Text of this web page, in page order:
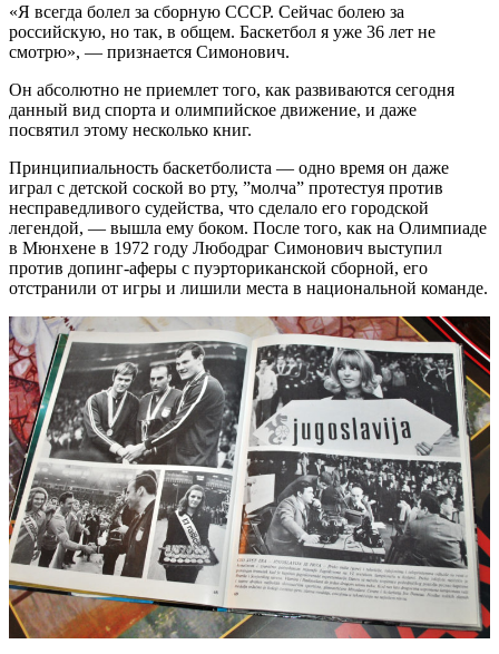
«Я всегда болел за сборную СССР. Сейчас болею за
российскую, но так, в общем. Баскетбол я уже 36 лет не
смотрю», — признается Симонович.
Он абсолютно не приемлет того, как развиваются сегодня
данный вид спорта и олимпийское движение, и даже
посвятил этому несколько книг.
Принципиальность баскетболиста — одно время он даже
играл с детской соской во рту, ”молча” протестуя против
несправедливого судейства, что сделало его городской
легендой, — вышла ему боком. После того, как на Олимпиаде
в Мюнхене в 1972 году Любодраг Симонович выступил
против допинг-аферы с пуэрториканской сборной, его
отстранили от игры и лишили места в национальной команде.